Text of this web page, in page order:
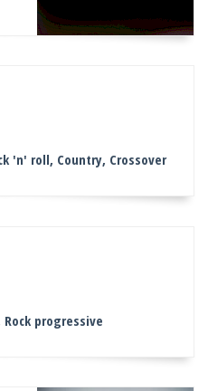
'n' roll, Country, Crossover
progressive